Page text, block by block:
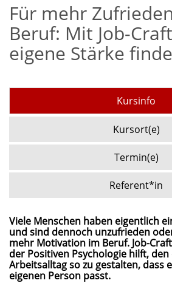
Für mehr
Beruf: Mit Job-
eigene Stärke
Kursinfo
Kursort(e)
Termin(e)
Referent*in
Viele Menschen haben eigentlich
und sind dennoch unzufrieden
mehr Motivation im Beruf. Job-
der Positiven Psychologie hilft, den
Arbeitsalltag so zu gestalten, dass
eigenen Person passt.